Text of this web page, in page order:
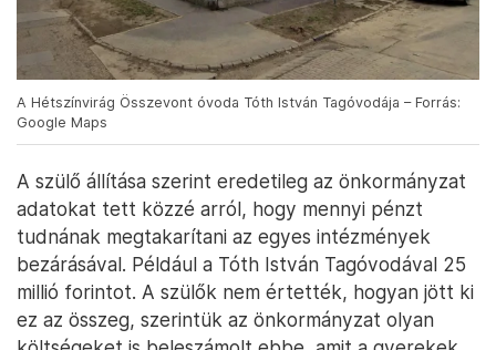
A Hétszínvirág Összevont óvoda Tóth István Tagóvodája – Forrás:
Google Maps
A szülő állítása szerint eredetileg az önkormányzat
adatokat tett közzé arról, hogy mennyi pénzt
tudnának megtakarítani az egyes intézmények
bezárásával. Például a Tóth István Tagóvodával 25
millió forintot. A szülők nem értették, hogyan jött ki
ez az összeg, szerintük az önkormányzat olyan